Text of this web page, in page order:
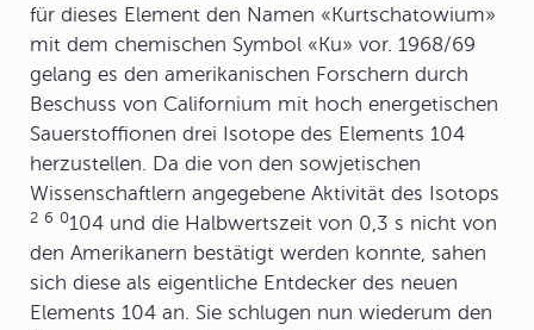
für dieses Element den Namen «Kurtschatowium»
mit dem chemischen Symbol «Ku» vor. 1968/69
gelang es den amerikanischen Forschern durch
Beschuss von Californium mit hoch energetischen
Sauerstoffionen drei Isotope des Elements 104
herzustellen. Da die von den sowjetischen
Wissenschaftlern angegebene Aktivität des Isotops
2 6 0104 und die Halbwertszeit von 0,3 s nicht von
den Amerikanern bestätigt werden konnte, sahen
sich diese als eigentliche Entdecker des neuen
Elements 104 an. Sie schlugen nun wiederum den